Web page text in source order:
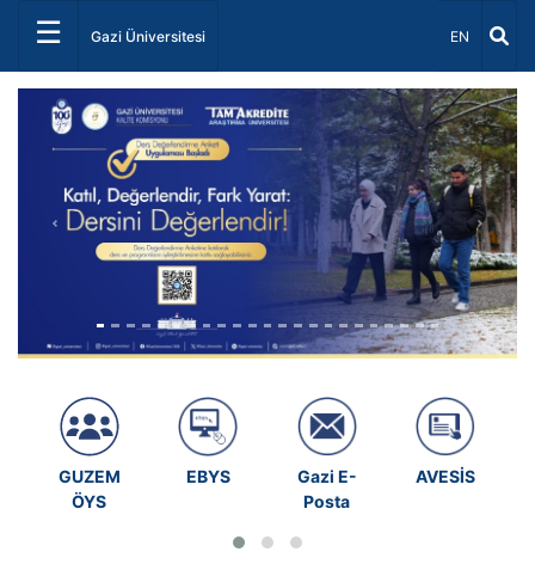
☰ Gazi Üniversitesi Dil Seçiniz
EN
Önceki
GUZEM
ÖYS
EBYS
Gazi E-
Posta
AVESİS